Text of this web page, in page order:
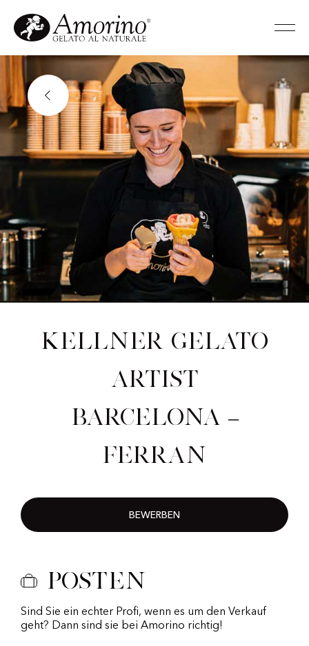
Kellner Gelato
Artist
Barcelona –
Ferran
BEWERBEN
Posten
Sind Sie ein echter Profi, wenn es um den Verkauf
geht? Dann sind sie bei Amorino richtig!